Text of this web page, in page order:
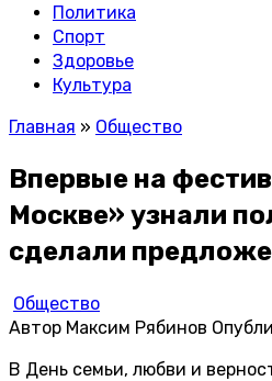
Политика
Спорт
Здоровье
Культура
Главная » Общество
Впервые на
Москве» узнали
сделали
Общество
Автор Максим Рябинов
В День семьи, любви и